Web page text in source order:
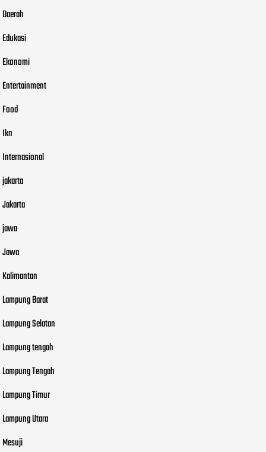
Daerah
Edukasi
Ekonomi
Entertainment
Food
Ikn
Internasional
jakarta
Jakarta
jawa
Jawa
Kalimantan
Lampung Barat
Lampung Selatan
Lampung tengah
Lampung Tengah
Lampung Timur
Lampung Utara
Mesuji